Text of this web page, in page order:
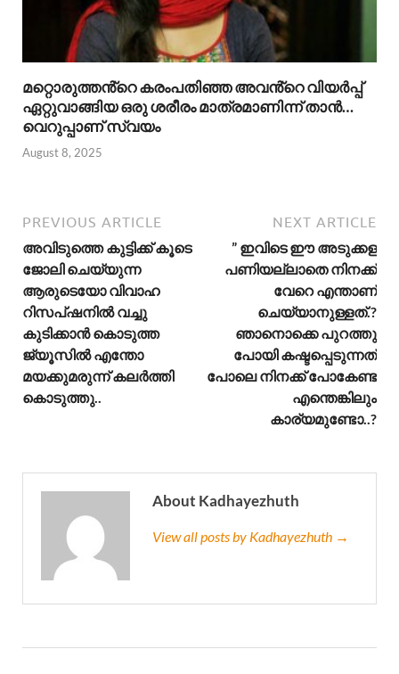
മറ്റൊരുത്തൻ്റെ കരംപതിഞ്ഞ അവൻ്റെ വിയർപ്പ്
ഏറ്റുവാങ്ങിയ ഒരു ശരീരം മാത്രമാണിന്ന് താൻ…
വെറുപ്പാണ് സ്വയം
August 8, 2025
PREVIOUS ARTICLE
അവിടുത്തെ കുട്ടിക്ക് കൂടെ
ജോലി ചെയ്യുന്ന
ആരുടെയോ വിവാഹ
റിസപ്ഷനിൽ വച്ചു
കുടിക്കാൻ കൊടുത്ത
ജ്യൂസിൽ എന്തോ
മയക്കുമരുന്ന് കലർത്തി
കൊടുത്തു..
NEXT ARTICLE
” ഇവിടെ ഈ അടുക്കള
പണിയല്ലാതെ നിനക്ക്
വേറെ എന്താണ്
ചെയ്യാനുള്ളത്.?
ഞാനൊക്കെ പുറത്തു
പോയി കഷ്ടപ്പെടുന്നത്
പോലെ നിനക്ക് പോകേണ്ട
എന്തെങ്കിലും
കാര്യമുണ്ടോ..?
About Kadhayezhuth
View all posts by Kadhayezhuth →